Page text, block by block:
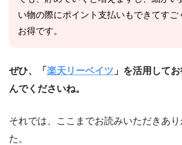
い物の際にポイント支払いもできてすご
お得です。
ぜひ、「 楽天リーベイツ 」を活用して
んでくださいね。
それでは、ここまでお読みいただきあ
た。